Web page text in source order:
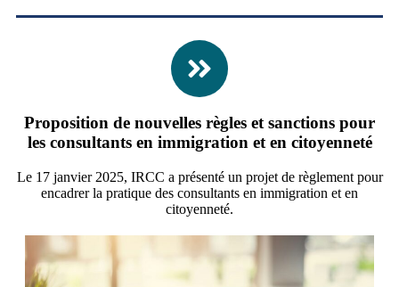
Proposition de nouvelles règles et sanctions pour
les consultants en immigration et en citoyenneté
Le 17 janvier 2025, IRCC a présenté un projet de règlement pour
encadrer la pratique des consultants en immigration et en
citoyenneté.